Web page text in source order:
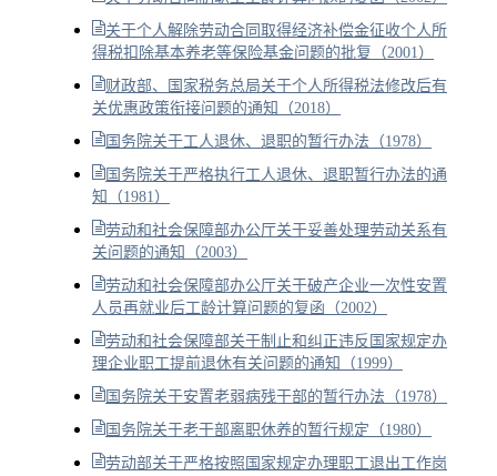
关于个人解除劳动合同取得经济补偿金征收个人所
得税扣除基本养老等保险基金问题的批复（2001）
财政部、国家税务总局关于个人所得税法修改后有
关优惠政策衔接问题的通知（2018）
国务院关于工人退休、退职的暂行办法（1978）
国务院关于严格执行工人退休、退职暂行办法的通
知（1981）
劳动和社会保障部办公厅关于妥善处理劳动关系有
关问题的通知（2003）
劳动和社会保障部办公厅关于破产企业一次性安置
人员再就业后工龄计算问题的复函（2002）
劳动和社会保障部关于制止和纠正违反国家规定办
理企业职工提前退休有关问题的通知（1999）
国务院关于安置老弱病残干部的暂行办法（1978）
国务院关于老干部离职休养的暂行规定（1980）
劳动部关于严格按照国家规定办理职工退出工作岗